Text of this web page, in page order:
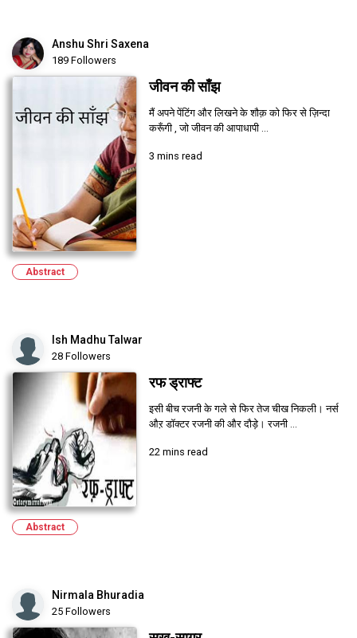
Anshu Shri Saxena
189 Followers
जीवन की साँझ
मैं अपने पेंटिंग और लिखने के शौक़ को फिर से ज़िन्दा
करूँगी , जो जीवन की आपाधापी ...
3 mins read
Abstract
Ish Madhu Talwar
28 Followers
रफ ड्राफ्ट
इसी बीच रजनी के गले से फिर तेज चीख निकली। नर्स
औऱ डॉक्टर रजनी की और दौड़े। रजनी ...
22 mins read
Abstract
Nirmala Bhuradia
25 Followers